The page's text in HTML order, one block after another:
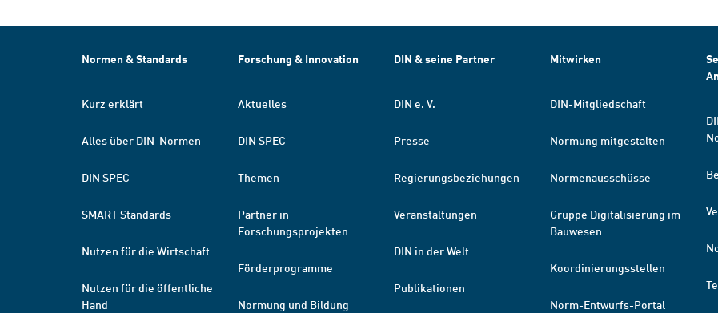
Normen & Standards
Kurz erklärt
Alles über DIN-Normen
DIN SPEC
SMART Standards
Nutzen für die Wirtschaft
Nutzen für die öffentliche
Hand
Forschung & Innovation
Aktuelles
DIN SPEC
Themen
Partner in
Forschungsprojekten
Förderprogramme
Normung und Bildung
DIN & seine Partner
DIN e. V.
Presse
Regierungsbeziehungen
Veranstaltungen
DIN in der Welt
Publikationen
Mitwirken
DIN-Mitgliedschaft
Normung mitgestalten
Normenausschüsse
Gruppe Digitalisierung im
Bauwesen
Koordinierungsstellen
Norm-Entwurfs-Portal